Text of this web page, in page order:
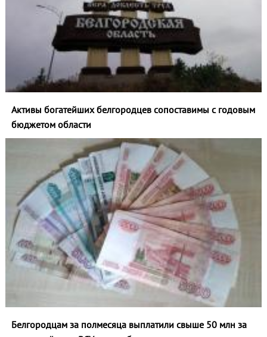
Активы богатейших белгородцев сопоставимы с годовым
бюджетом области
Белгородцам за полмесяца выплатили свыше 50 млн за